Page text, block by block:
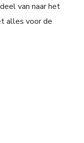
van naar het
alles voor de